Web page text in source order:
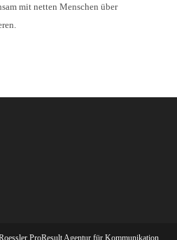
mit netten Menschen über
ProResult Agentur für Kommunikation